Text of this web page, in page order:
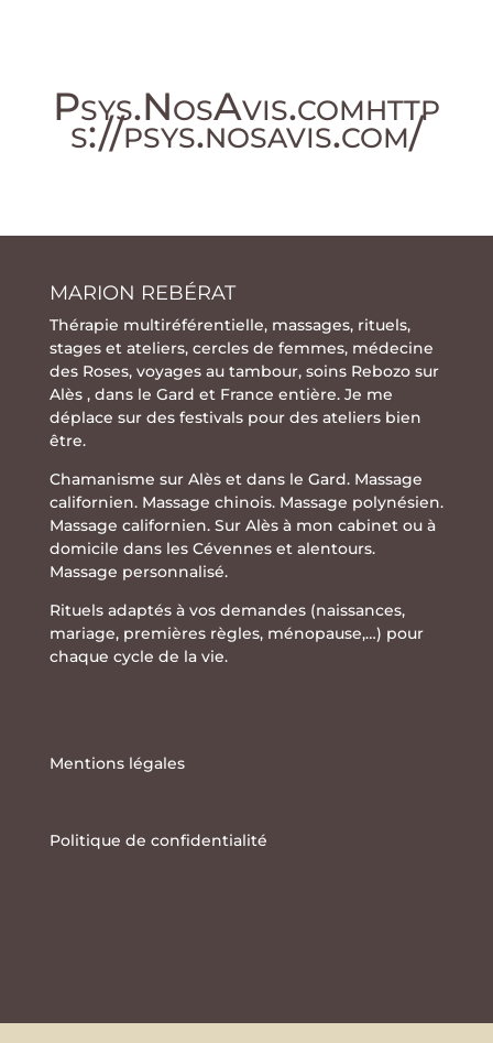
Psys.NosAvis.comhttp
s://psys.nosavis.com/
MARION REBÉRAT
Thérapie multiréférentielle, massages, rituels,
stageset ateliers, cercles de femmes, médecine
des Roses, voyages au tambour, soins Rebozo sur
Alès , dans le Gard et France entière. Je me
déplace sur des festivals pour des ateliers bien
être.
Chamanisme sur Alès et dans le Gard. Massage
californien. Massage chinois. Massage polynésien.
Massage californien. Sur Alès à mon cabinet ou à
domicile dans les Cévennes et alentours.
Massage personnalisé.
Rituels adaptés à vos demandes (naissances,
mariage, premières règles, ménopause,…) pour
chaque cycle de la vie.
Mentions légales
Politique de confidentialité